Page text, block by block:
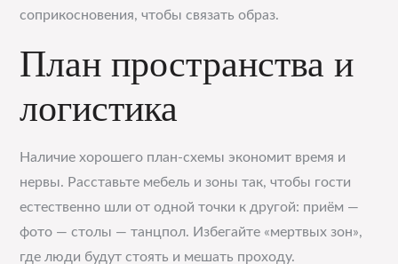
соприкосновения, чтобы связать образ.
План пространства и
логистика
Наличие хорошего план-схемы экономит время и
нервы. Расставьте мебель и зоны так, чтобы гости
естественно шли от одной точки к другой: приём —
фото — столы — танцпол. Избегайте «мертвых зон»,
где люди будут стоять и мешать проходу.